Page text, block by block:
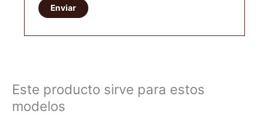
Este producto sirve para estos
modelos